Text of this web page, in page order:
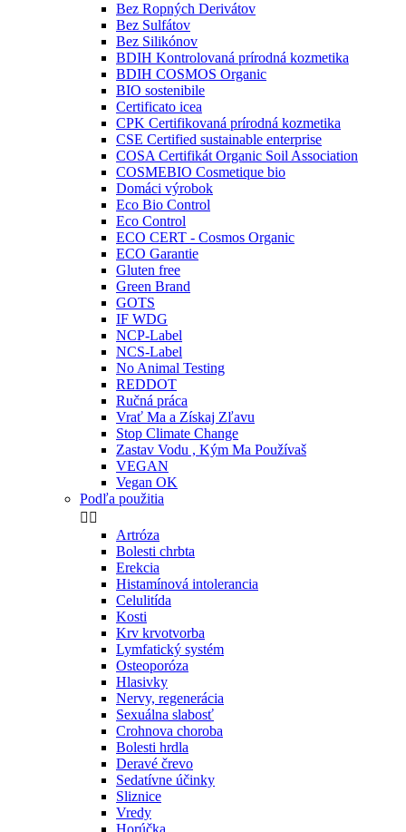
Bez Ropných Derivátov
Bez Sulfátov
Bez Silikónov
BDIH Kontrolovaná prírodná kozmetika
BDIH COSMOS Organic
BIO sostenibile
Certificato icea
CPK Certifikovaná prírodná kozmetika
CSE Certified sustainable enterprise
COSA Certifikát Organic Soil Association
COSMEBIO Cosmetique bio
Domáci výrobok
Eco Bio Control
Eco Control
ECO CERT - Cosmos Organic
ECO Garantie
Gluten free
Green Brand
GOTS
IF WDG
NCP-Label
NCS-Label
No Animal Testing
REDDOT
Ručná práca
Vrať Ma a Získaj Zľavu
Stop Climate Change
Zastav Vodu , Kým Ma Používaš
VEGAN
Vegan OK
Podľa použitia
 
Artróza
Bolesti chrbta
Erekcia
Histamínová intolerancia
Celulitída
Kosti
Krv krvotvorba
Lymfatický systém
Osteoporóza
Hlasivky
Nervy, regenerácia
Sexuálna slabosť
Crohnova choroba
Bolesti hrdla
Deravé črevo
Sedatívne účinky
Sliznice
Vredy
Horúčka